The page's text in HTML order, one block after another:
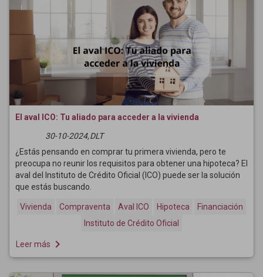
El aval ICO: Tu aliado para acceder a la vivienda
30-10-2024,DLT
¿Estás pensando en comprar tu primera vivienda, pero te
preocupa no reunir los requisitos para obtener una hipoteca? El
aval del Instituto de Crédito Oficial (ICO) puede ser la solución
que estás buscando.
Vivienda Compraventa Aval ICO Hipoteca
Financiación
Instituto de Crédito Oficial
Leer más navigate_next